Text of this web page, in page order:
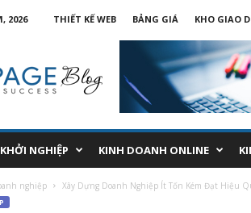
2026 THIẾT KẾ WEB BẢNG GIÁ KHO GIAO
KHỞI NGHIỆP KINH DOANH ONLINE
nghiệp Xây Dựng Doanh Nghiệp Ít Tốn Kém Đạt Hiệu